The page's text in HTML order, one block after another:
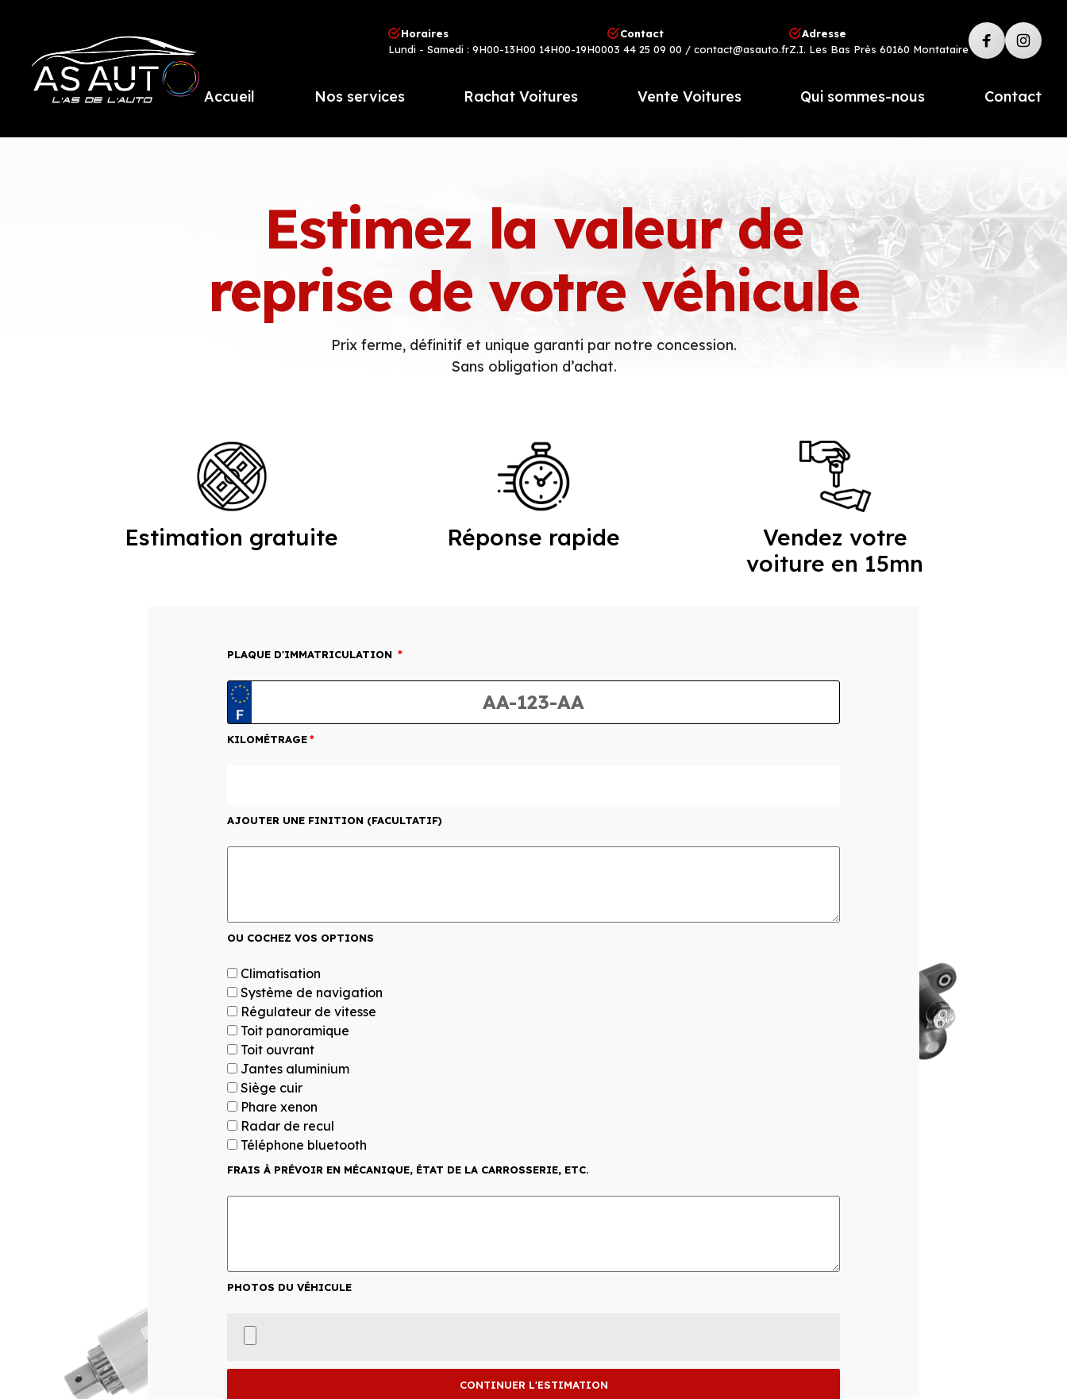
Horaires
Lundi - Samedi : 9H00-13H00 14H00-19H00
Contact
03 44 25 09 00 / contact@asauto.fr
Adresse
Z.I. Les Bas Près 60160 Montataire
Accueil Nos services Rachat Voitures Vente Voitures Qui sommes-nous Contact
Estimez la valeur de
reprise de votre véhicule
Prix ferme, définitif et unique garanti par notre concession.
Sans obligation d’achat.
Estimation gratuite Réponse rapide
Vendez votre
voiture en 15mn
PLAQUE D'IMMATRICULATION
KILOMÉTRAGE
AJOUTER UNE FINITION (FACULTATIF)
OU COCHEZ VOS OPTIONS
Climatisation
Système de navigation
Régulateur de vitesse
Toit panoramique
Toit ouvrant
Jantes aluminium
Siège cuir
Phare xenon
Radar de recul
Téléphone bluetooth
FRAIS À PRÉVOIR EN MÉCANIQUE, ÉTAT DE LA CARROSSERIE, ETC.
PHOTOS DU VÉHICULE